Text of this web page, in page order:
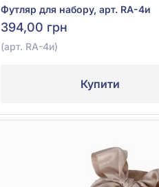
Футляр для набору, арт. RA-4и
394,00 грн
(арт. RA-4и)
Купити